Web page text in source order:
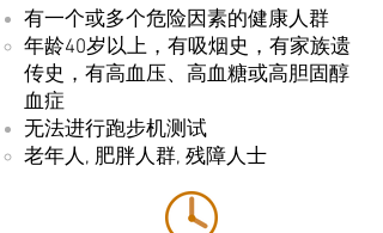
有一个或多个危险因素的健康人群
年龄40岁以上，有吸烟史，有家族遗
传史，有高血压、高血糖或高胆固醇
血症
无法进行跑步机测试
老年人, 肥胖人群, 残障人士